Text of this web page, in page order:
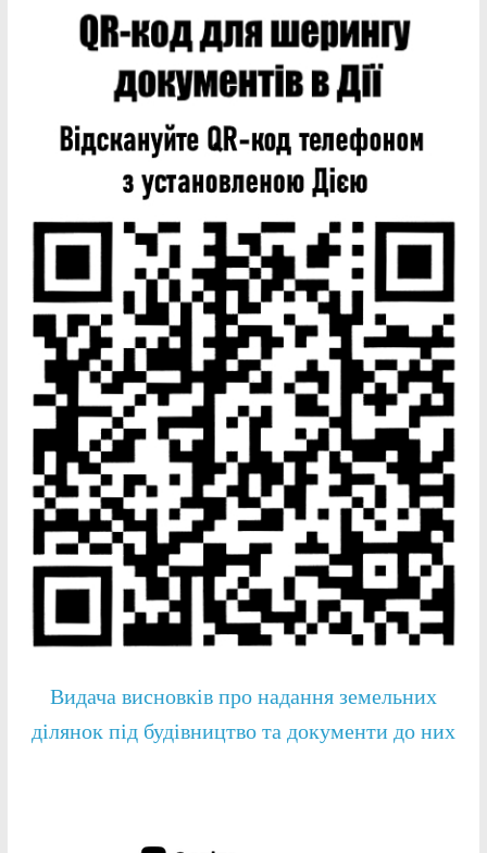
Видача висновків про надання земельних
ділянок під будівництво та документи до них